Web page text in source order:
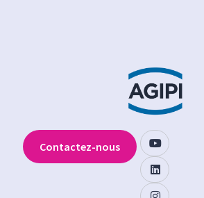
Contactez-nous